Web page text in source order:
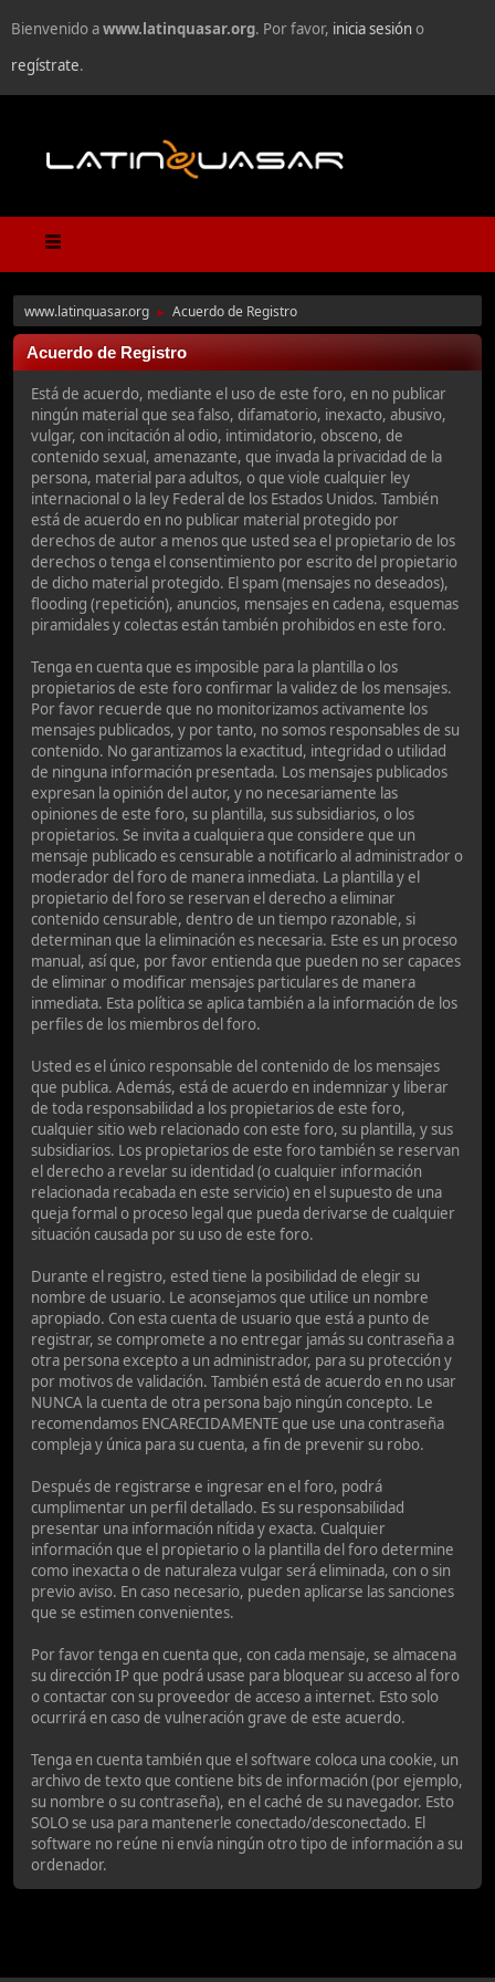
Bienvenido awww.latinquasar.org. Por favor, inicia sesióno
regístrate.
www.latinquasar.org ► Acuerdo de Registro
Acuerdo de Registro
Está de acuerdo, mediante el uso de este foro, en no publicar
ningún material que sea falso, difamatorio, inexacto, abusivo,
vulgar, con incitación al odio, intimidatorio, obsceno, de
contenido sexual, amenazante, que invada la privacidad de la
persona, material para adultos, o que viole cualquier ley
internacional o la ley Federal de los Estados Unidos. También
está de acuerdo en no publicar material protegido por
derechos de autor a menos que usted sea el propietario de los
derechos o tenga el consentimiento por escrito del propietario
de dicho material protegido. El spam (mensajes no deseados),
flooding (repetición), anuncios, mensajes en cadena, esquemas
piramidales y colectas están también prohibidos en este foro.
Tenga en cuenta que es imposible para la plantilla o los
propietarios de este foro confirmar la validez de los mensajes.
Por favor recuerde que no monitorizamos activamente los
mensajes publicados, y por tanto, no somos responsables de su
contenido. No garantizamos la exactitud, integridad o utilidad
de ninguna información presentada. Los mensajes publicados
expresan la opinión del autor, y no necesariamente las
opiniones de este foro, su plantilla, sus subsidiarios, o los
propietarios. Se invita a cualquiera que considere que un
mensaje publicado es censurable a notificarlo al administrador o
moderador del foro de manera inmediata. La plantilla y el
propietario del foro se reservan el derecho a eliminar
contenido censurable, dentro de un tiempo razonable, si
determinan que la eliminación es necesaria. Este es un proceso
manual, así que, por favor entienda que pueden no ser capaces
de eliminar o modificar mensajes particulares de manera
inmediata. Esta política se aplica también a la información de los
perfiles de los miembros del foro.
Usted es el único responsable del contenido de los mensajes
que publica. Además, está de acuerdo en indemnizar y liberar
de toda responsabilidad a los propietarios de este foro,
cualquier sitio web relacionado con este foro, su plantilla, y sus
subsidiarios. Los propietarios de este foro también se reservan
el derecho a revelar su identidad (o cualquier información
relacionada recabada en este servicio) en el supuesto de una
queja formal o proceso legal que pueda derivarse de cualquier
situación causada por su uso de este foro.
Durante el registro, ested tiene la posibilidad de elegir su
nombre de usuario. Le aconsejamos que utilice un nombre
apropiado. Con esta cuenta de usuario que está a punto de
registrar, se compromete a no entregar jamás su contraseña a
otra persona excepto a un administrador, para su protección y
por motivos de validación. También está de acuerdo en no usar
NUNCA la cuenta de otra persona bajo ningún concepto. Le
recomendamos ENCARECIDAMENTE que use una contraseña
compleja y única para su cuenta, a fin de prevenir su robo.
Después de registrarse e ingresar en el foro, podrá
cumplimentar un perfil detallado. Es su responsabilidad
presentar una información nítida y exacta. Cualquier
información que el propietario o la plantilla del foro determine
como inexacta o de naturaleza vulgar será eliminada, con o sin
previo aviso. En caso necesario, pueden aplicarse las sanciones
que se estimen convenientes.
Por favor tenga en cuenta que, con cada mensaje, se almacena
su dirección IP que podrá usase para bloquear su acceso al foro
o contactar con su proveedor de acceso a internet. Esto solo
ocurrirá en caso de vulneración grave de este acuerdo.
Tenga en cuenta también que el software coloca una cookie, un
archivo de texto que contiene bits de información (por ejemplo,
su nombre o su contraseña), en el caché de su navegador. Esto
SOLO se usa para mantenerle conectado/desconectado. El
software no reúne ni envía ningún otro tipo de información a su
ordenador.